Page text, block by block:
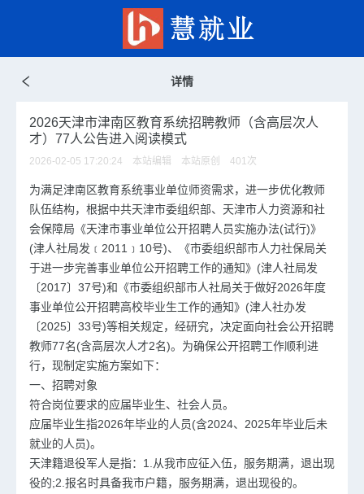
详情
2026天津市津南区教育系统招聘教师（含高层次人
才）77人公告进入阅读模式
2026-02-05 17:20:24 本站编辑 本站原创 401次
为满足津南区教育系统事业单位师资需求，进一步优化教师
队伍结构，根据中共天津市委组织部、天津市人力资源和社
会保障局《天津市事业单位公开招聘人员实施办法(试行)》
(津人社局发﹝2011﹞10号)、《市委组织部市人力社保局关
于进一步完善事业单位公开招聘工作的通知》(津人社局发
〔2017〕37号)和《市委组织部市人社局关于做好2026年度
事业单位公开招聘高校毕业生工作的通知》(津人社办发
〔2025〕33号)等相关规定，经研究，决定面向社会公开招聘
教师77名(含高层次人才2名)。为确保公开招聘工作顺利进
行，现制定实施方案如下：
一、招聘对象
符合岗位要求的应届毕业生、社会人员。
应届毕业生指2026年毕业的人员(含2024、2025年毕业后未
就业的人员)。
天津籍退役军人是指：1.从我市应征入伍，服务期满，退出现
役的;2.报名时具备我市户籍，服务期满，退出现役的。